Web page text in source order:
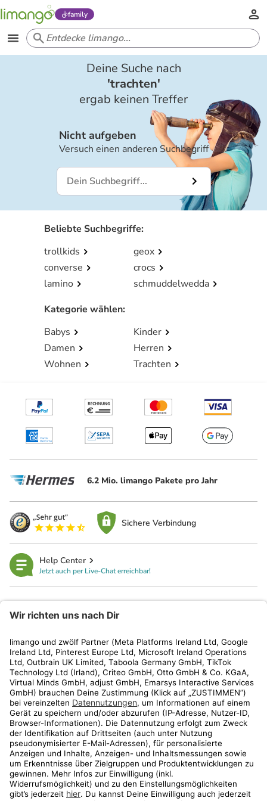
family
Deine Suche nach
'trachten'
ergab keinen Treffer
Nicht aufgeben
Versuch einen anderen Suchbegriff
Beliebte Suchbegriffe:
trollkids
geox
converse
crocs
lamino
schmuddelwedda
Kategorie wählen:
Babys
Kinder
Damen
Herren
Wohnen
Trachten
6.2 Mio. limango Pakete pro Jahr
Sichere Verbindung
Help Center
Jetzt auch per Live-Chat erreichbar!
Kundenservice
Shop
Aktionen
Travel